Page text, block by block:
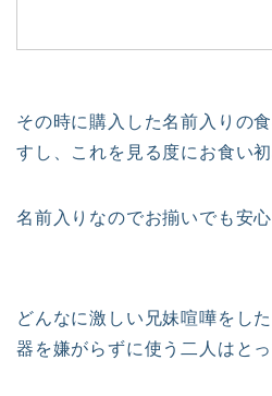
その時に購入した名前入りの
すし、これを見る度にお食い
名前入りなのでお揃いでも安心
どんなに激しい兄妹喧嘩をし
器を嫌がらずに使う二人はと